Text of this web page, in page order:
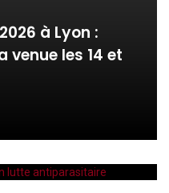
à Lyon :
les 14 et